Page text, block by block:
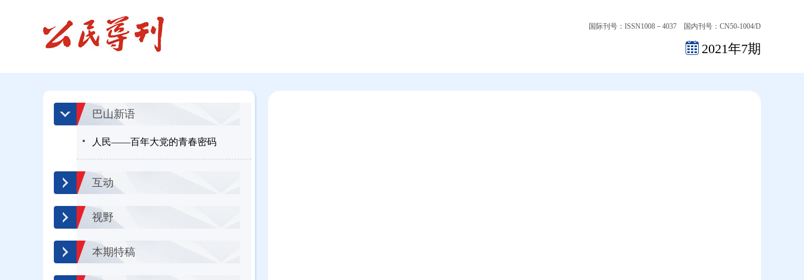
国际刊号：ISSN1008－4037 国内刊号：CN50-1004/D
2021年7期
巴山新语
人民——百年大党的青春密码
互动
视野
本期特稿